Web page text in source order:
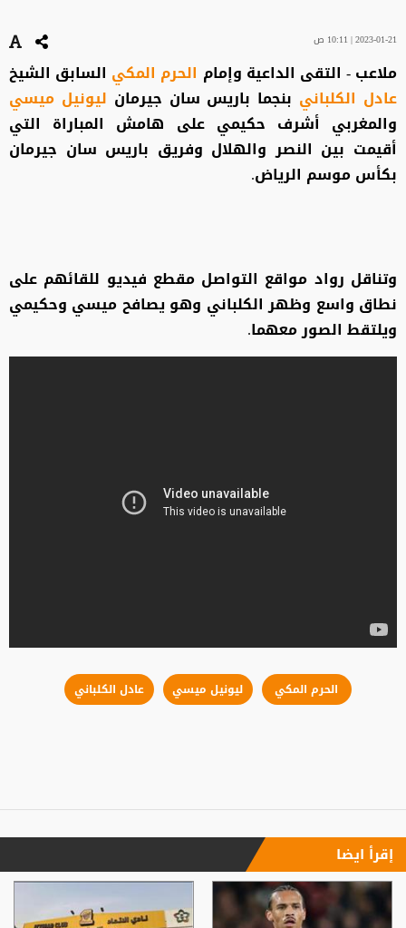
2023-01-21 | 10:11 ص
ملاعب - التقى الداعية وإمام الحرم المكي السابق الشيخ
عادل الكلباني بنجما باريس سان جيرمان ليونيل ميسي
والمغربي أشرف حكيمي على هامش المباراة التي
أقيمت بين النصر والهلال وفريق باريس سان جيرمان
بكأس موسم الرياض.
وتناقل رواد مواقع التواصل مقطع فيديو للقائهم على
نطاق واسع وظهر الكلباني وهو يصافح ميسي وحكيمي
ويلتقط الصور معهما.
الحرم المكي ليونيل ميسي عادل الكلباني
إقرأ ايضا